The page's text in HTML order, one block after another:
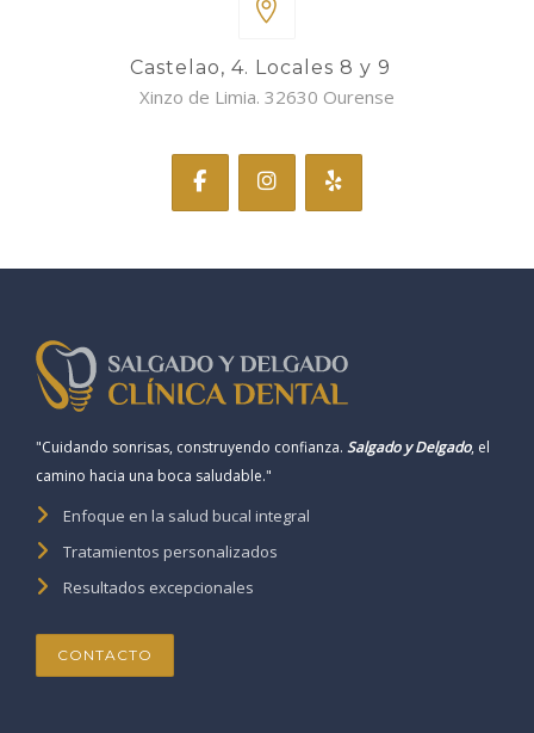
Castelao, 4. Locales 8 y 9
Xinzo de Limia. 32630 Ourense
"Cuidando sonrisas, construyendo confianza. Salgado y Delgado, el
camino hacia una boca saludable."
Enfoque en la salud bucal integral
Tratamientos personalizados
Resultados excepcionales
CONTACTO